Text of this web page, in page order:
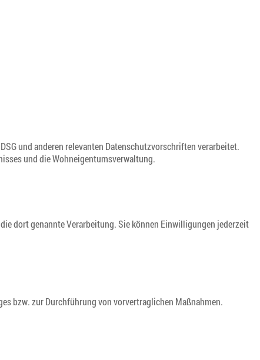
und anderen relevanten Datenschutzvorschriften verarbeitet.
und die Wohneigentumsverwaltung.
dort genannte Verarbeitung. Sie können Einwilligungen jederzeit
bzw. zur Durchführung von vorvertraglichen Maßnahmen.